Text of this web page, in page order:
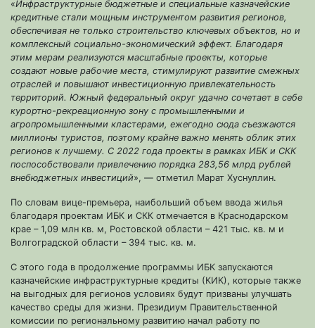
«Инфраструктурные бюджетные и специальные казначейские
кредитные стали мощным инструментом развития регионов,
обеспечивая не только строительство ключевых объектов, но и
комплексный социально-экономический эффект. Благодаря
этим мерам реализуются масштабные проекты, которые
создают новые рабочие места, стимулируют развитие смежных
отраслей и повышают инвестиционную привлекательность
территорий. Южный федеральный округ удачно сочетает в себе
курортно-рекреационную зону с промышленными и
агропромышленными кластерами, ежегодно сюда съезжаются
миллионы туристов, поэтому крайне важно менять облик этих
регионов к лучшему. С 2022 года проекты в рамках ИБК и СКК
поспособствовали привлечению порядка 283,56 млрд рублей
внебюджетных инвестиций», — отметил Марат Хуснуллин.
По словам вице-премьера, наибольший объем ввода жилья
благодаря проектам ИБК и СКК отмечается в Краснодарском
крае – 1,09 млн кв. м, Ростовской области – 421 тыс. кв. м и
Волгоградской области – 394 тыс. кв. м.
С этого года в продолжение программы ИБК запускаются
казначейские инфраструктурные кредиты (КИК), которые также
на выгодных для регионов условиях будут призваны улучшать
качество среды для жизни. Президиум Правительственной
комиссии по региональному развитию начал работу по